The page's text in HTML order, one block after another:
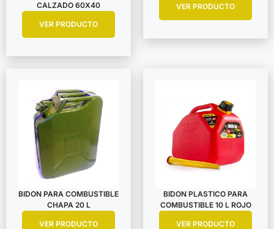
CALZADO 60X40
VER PRODUCTO
VER PRODUCTO
BIDON PARA COMBUSTIBLE
CHAPA 20 L
VER PRODUCTO
BIDON PLASTICO PARA
COMBUSTIBLE 10 L ROJO
VER PRODUCTO